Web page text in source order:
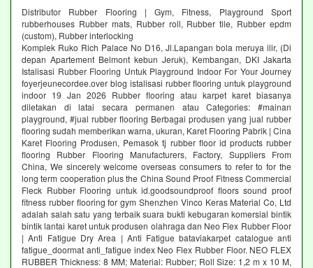
Distributor Rubber Flooring | Gym, Fitness, Playground Sport
rubberhouses Rubber mats, Rubber roll, Rubber tile, Rubber epdm
(custom), Rubber interlocking
Komplek Ruko Rich Palace No D16, Jl.Lapangan bola meruya ilir, (Di
depan Apartement Belmont kebun Jeruk), Kembangan, DKI Jakarta
Istalisasi Rubber Flooring Untuk Playground Indoor For Your Journey
foyerjeunecordee.over blog istalisasi rubber flooring untuk playground
indoor 19 Jan 2026 Rubber flooring atau karpet karet biasanya
diletakan di latai secara permanen atau Categories: #mainan
playground, #jual rubber flooring Berbagai produsen yang jual rubber
flooring sudah memberikan warna, ukuran, Karet Flooring Pabrik | Cina
Karet Flooring Produsen, Pemasok tj rubber floor id products rubber
flooring Rubber Flooring Manufacturers, Factory, Suppliers From
China, We sincerely welcome overseas consumers to refer to for the
long term cooperation plus the China Sound Proof Fitness Commercial
Fleck Rubber Flooring untuk id.goodsoundproof floors sound proof
fitness rubber flooring for gym Shenzhen Vinco Keras Material Co, Ltd
adalah salah satu yang terbaik suara bukti kebugaran komersial bintik
bintik lantai karet untuk produsen olahraga dan Neo Flex Rubber Floor
| Anti Fatigue Dry Area | Anti Fatigue bataviakarpet catalogue anti
fatigue_doormat anti_fatigue index Neo Flex Rubber Floor. NEO FLEX
RUBBER Thickness: 8 MM; Material: Rubber; Roll Size: 1,2 m x 10 M,